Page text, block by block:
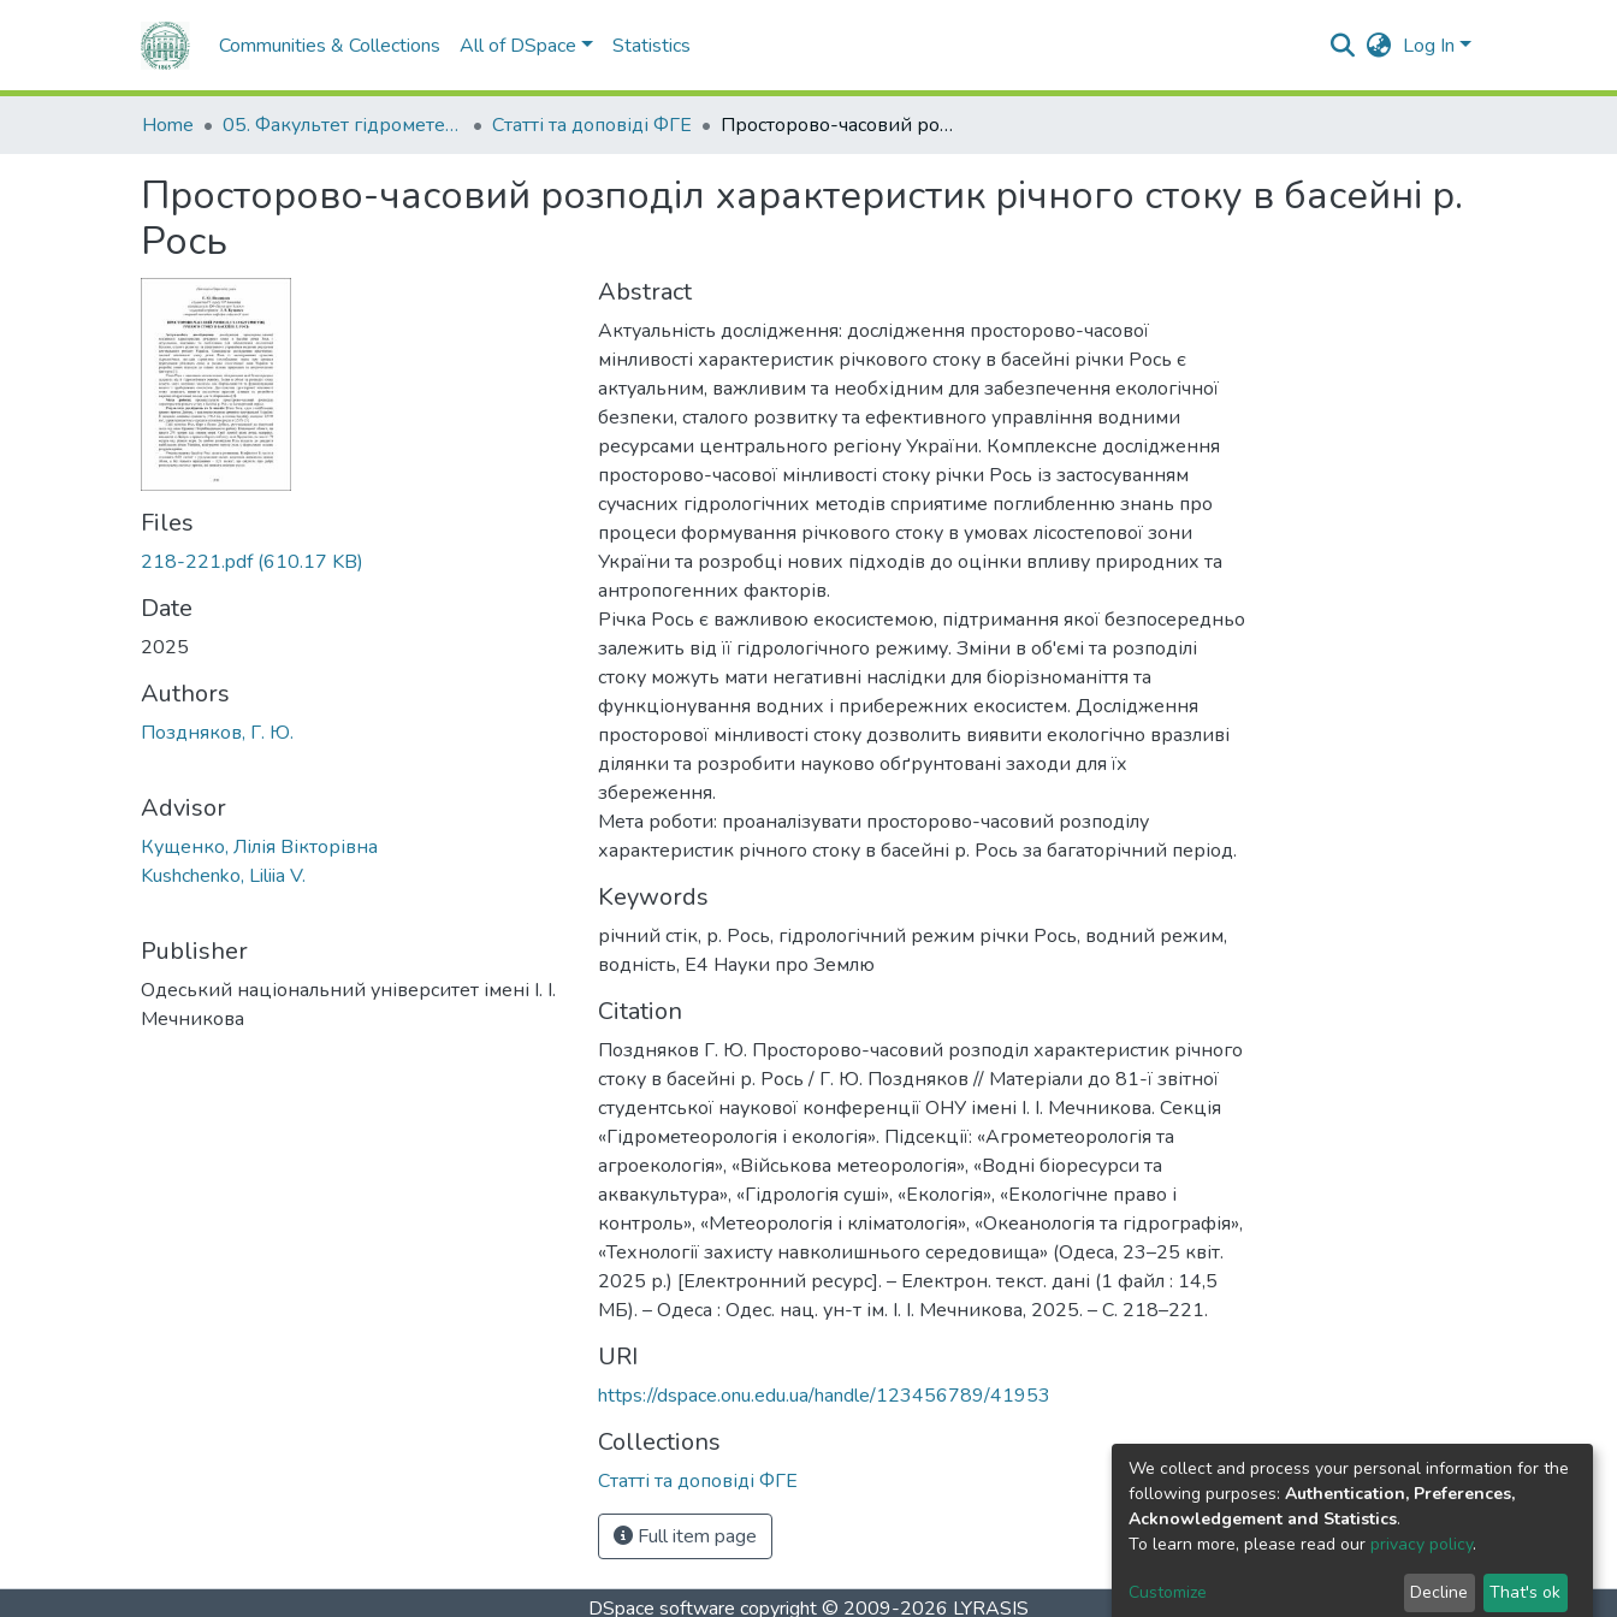
Communities & Collections All of DSpace Statistics Log In
Home 05. Факультет гідрометеорології і екології Статті та доповіді ФГЕ Просторово-часовий розподіл характеристик річного стоку в басейні р. Рось
Просторово-часовий розподіл характеристик річного стоку в басейні р.
Рось
Files
218-221.pdf(610.17 KB)
Date
2025
Authors
Поздняков, Г. Ю.
Advisor
Кущенко, Лілія Вікторівна
Kushchenko, Liliia V.
Publisher
Одеський національний університет імені І. І.
Мечникова
Abstract
Актуальність дослідження: дослідження просторово-часової
мінливості характеристик річкового стоку в басейні річки Рось є
актуальним, важливим та необхідним для забезпечення екологічної
безпеки, сталого розвитку та ефективного управління водними
ресурсами центрального регіону України. Комплексне дослідження
просторово-часової мінливості стоку річки Рось із застосуванням
сучасних гідрологічних методів сприятиме поглибленню знань про
процеси формування річкового стоку в умовах лісостепової зони
України та розробці нових підходів до оцінки впливу природних та
антропогенних факторів.
Річка Рось є важливою екосистемою, підтримання якої безпосередньо
залежить від її гідрологічного режиму. Зміни в об'ємі та розподілі
стоку можуть мати негативні наслідки для біорізноманіття та
функціонування водних і прибережних екосистем. Дослідження
просторової мінливості стоку дозволить виявити екологічно вразливі
ділянки та розробити науково обґрунтовані заходи для їх
збереження.
Мета роботи: проаналізувати просторово-часовий розподілу
характеристик річного стоку в басейні р. Рось за багаторічний період.
Keywords
річний стік, р. Рось, гідрологічний режим річки Рось, водний режим,
водність, Е4 Науки про Землю
Citation
Поздняков Г. Ю. Просторово-часовий розподіл характеристик річного
стоку в басейні р. Рось / Г. Ю. Поздняков // Матеріали до 81-ї звітної
студентської наукової конференції ОНУ імені І. І. Мечникова. Секція
«Гідрометеорологія і екологія». Підсекції: «Агрометеорологія та
агроекологія», «Військова метеорологія», «Водні біоресурси та
аквакультура», «Гідрологія суші», «Екологія», «Екологічне право і
контроль», «Метеорологія і кліматологія», «Океанологія та гідрографія»,
«Технології захисту навколишнього середовища» (Одеса, 23–25 квіт.
2025 р.) [Електронний ресурс]. – Електрон. текст. дані (1 файл : 14,5
МБ). – Одеса : Одес. нац. ун-т ім. І. І. Мечникова, 2025. – С. 218–221.
URI
https://dspace.onu.edu.ua/handle/123456789/41953
Collections
Статті та доповіді ФГЕ
Full item page
DSpace software copyright © 2009-2026 LYRASIS
We collect and process your personal information for the
following purposes: Authentication, Preferences,
Acknowledgement and Statistics.
To learn more, please read our privacy policy.
Customize Decline That's ok